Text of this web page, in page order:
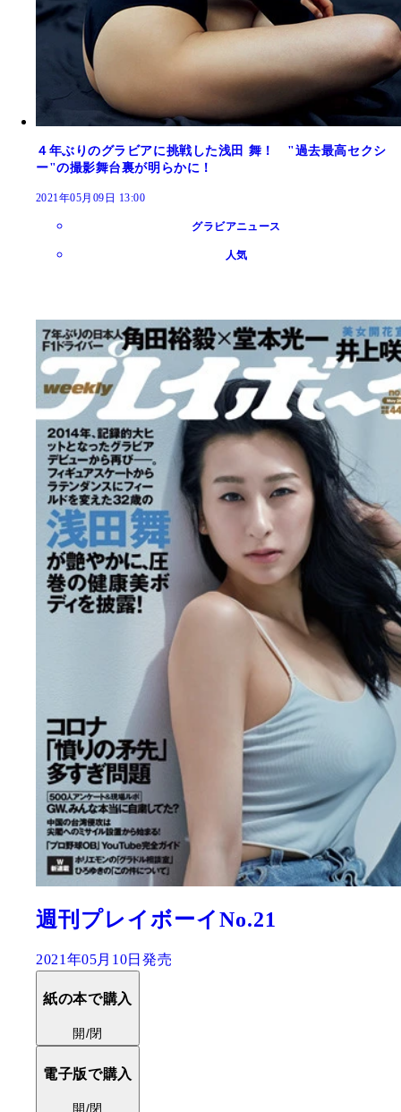
４年ぶりのグラビアに挑戦した浅田 舞！ "過去最高セクシ
ー"の撮影舞台裏が明らかに！
2021年05月09日 13:00
グラビアニュース
人気
週刊プレイボーイNo.21
2021年05月10日発売
紙の本で購入
開/閉
電子版で購入
開/閉